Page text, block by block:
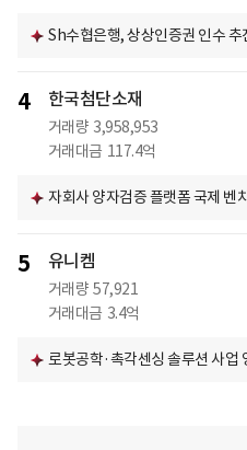
Sh수협은행, 상상인증권 인수 추
4 한국첨단소재
거래량 3,958,953
거래대금 117.4억
자회사 양자검증 플랫폼 국제 벤
5 유니켐
거래량 57,921
거래대금 3.4억
로봇공학·촉각센싱 솔루션 사업